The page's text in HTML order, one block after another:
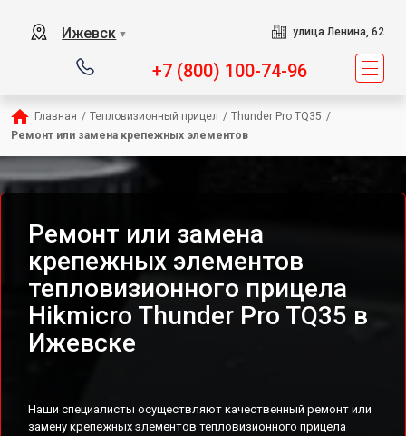
Ижевск ▼ улица Ленина, 62
+7 (800) 100-74-96
Главная / Тепловизионный прицел / Thunder Pro TQ35 /
Ремонт или замена крепежных элементов
Ремонт или замена
крепежных элементов
тепловизионного прицела
Hikmicro Thunder Pro TQ35 в
Ижевске
Наши специалисты осуществляют качественный ремонт или
замену крепежных элементов тепловизионного прицела